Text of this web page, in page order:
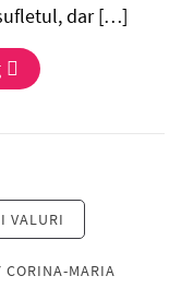
dar […]
VALURI
CORINA-MARIA